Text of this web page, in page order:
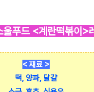
울푸드 <계란떡볶이>
< 재료 >
떡, 양파, 달걀